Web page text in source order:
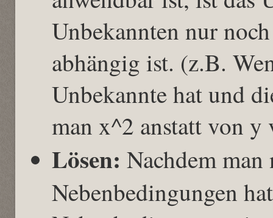
Unbekannten nur
abhängig ist. (z.B.
Unbekannte hat und
man x^2 anstatt von y
Lösen: Nachdem
Nebenbedingungen